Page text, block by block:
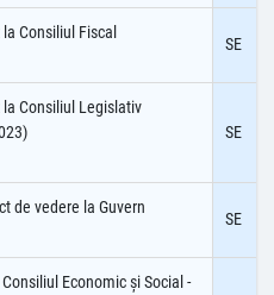
Consiliul Fiscal
SE
Consiliul Legislativ
SE
de vedere la Guvern
SE
Economic şi Social -